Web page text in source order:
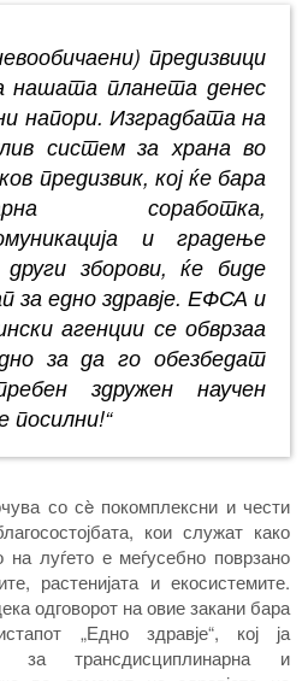
предизвици
нашата планета денес
напори. Изградбата на
систем за храна во
предизвик, кој ќе бара
соработка,
и градење
зборови, ќе биде
за едно здравје. ЕФСА и
агенции се обврзаа
за да го обезбедат
здружен научен
посилни!“
со сè покомплексни и чести
кои служат како
на луѓето е меѓусебно поврзано
растенијата и екосистемите.
одговорот на овие закани бара
„Едно здравје“, кој ја
за трансдисциплинарна и